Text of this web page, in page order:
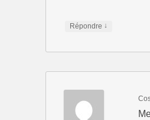
Répondre ↓